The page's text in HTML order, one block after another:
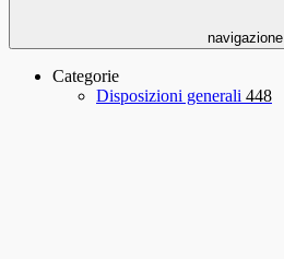
navigazione
Categorie
Disposizioni generali 448